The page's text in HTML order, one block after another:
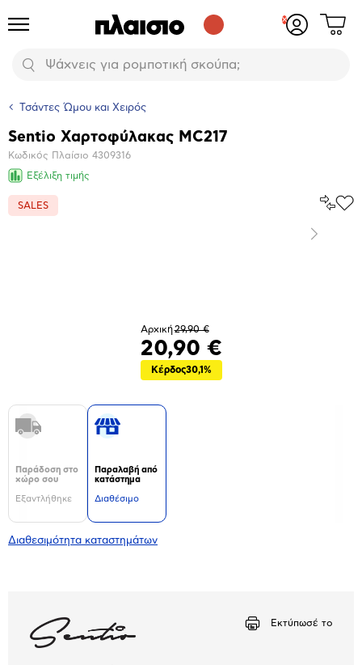
Προϊόντα
Αναζήτηση
Δες
Τσάντες Ώμου και Χειρός
Βασικά
χαρακτηριστικά
Sentio Χαρτοφύλακας MC217
Κωδικός Πλαίσιο 4309316
Εξέλιξη τιμής
SALES
Επόμενο
Αρχική29,90 €
20,90 €
Κέρδος30,1%
Παράδοση στο
χώρο σου
Εξαντλήθηκε
Παραλαβή από
κατάστημα
Διαθέσιμο
Διαθεσιμότητα καταστημάτων
Εκτύπωσέ το